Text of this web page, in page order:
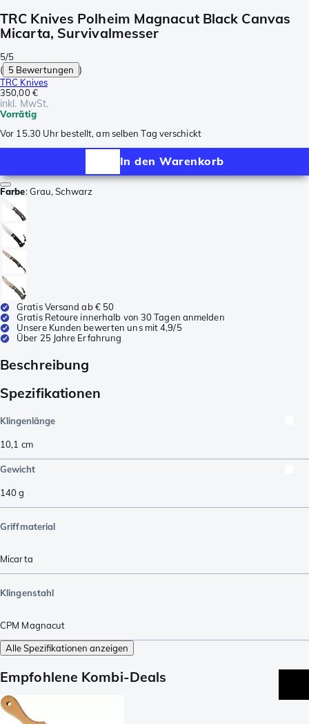
TRC Knives Polheim Magnacut Black Canvas
Micarta, Survivalmesser
5/5
( 5 Bewertungen )
TRC Knives
350,00 €
inkl. MwSt.
Vorrätig
Vor 15.30 Uhr bestellt, am selben Tag verschickt
In den Warenkorb
Farbe:Grau, Schwarz
Gratis Versand ab € 50
Gratis Retoure innerhalb von 30 Tagen anmelden
Unsere Kunden bewerten uns mit 4,9/5
Über 25 Jahre Erfahrung
Beschreibung
Spezifikationen
Klingenlänge
10,1 cm
Gewicht
140g
Griffmaterial
Micarta
Klingenstahl
CPM Magnacut
Alle Spezifikationen anzeigen
Empfohlene Kombi-Deals